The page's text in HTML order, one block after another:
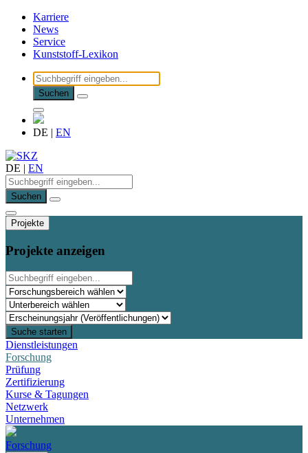
Karriere
News
Service
Kunststoff-Lexikon
Suchen
DE | EN
DE | EN
Suchen
Projekte
Projekte anzeigen
Suche starten
Dienstleistungen
Forschung
Prüfung
Zertifizierung
Kurse & Tagungen
Netzwerk
Unternehmen
Forschung